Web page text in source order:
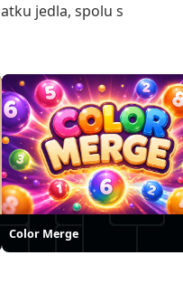
jedla, spolu s
Color Merge